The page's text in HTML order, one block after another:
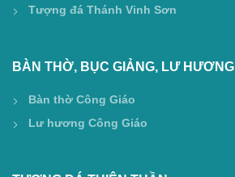
Tượng đá Thánh Vinh Sơn
BÀN THỜ, BỤC GIẢNG, LƯ HƯƠNG
Bàn thờ Công Giáo
Lư hương Công Giáo